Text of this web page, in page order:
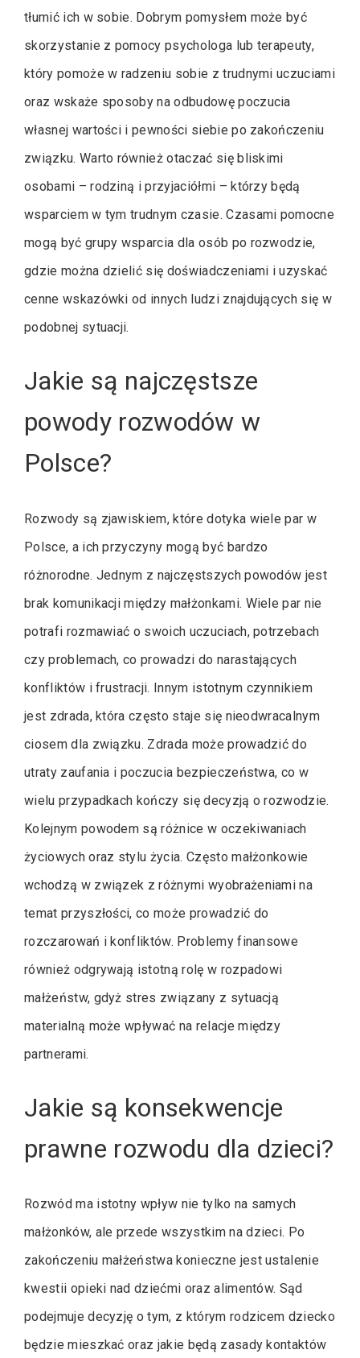
tłumić ich w sobie. Dobrym pomysłem może być
skorzystanie z pomocy psychologa lub terapeuty,
który pomoże w radzeniu sobie z trudnymi uczuciami
oraz wskaże sposoby na odbudowę poczucia
własnej wartości i pewności siebie po zakończeniu
związku. Warto również otaczać się bliskimi
osobami – rodziną i przyjaciółmi – którzy będą
wsparciem w tym trudnym czasie. Czasami pomocne
mogą być grupy wsparcia dla osób po rozwodzie,
gdzie można dzielić się doświadczeniami i uzyskać
cenne wskazówki od innych ludzi znajdujących się w
podobnej sytuacji.
Jakie są najczęstsze
powody rozwodów w
Polsce?
Rozwody są zjawiskiem, które dotyka wiele par w
Polsce, a ich przyczyny mogą być bardzo
różnorodne. Jednym z najczęstszych powodów jest
brak komunikacji między małżonkami. Wiele par nie
potrafi rozmawiać o swoich uczuciach, potrzebach
czy problemach, co prowadzi do narastających
konfliktów i frustracji. Innym istotnym czynnikiem
jest zdrada, która często staje się nieodwracalnym
ciosem dla związku. Zdrada może prowadzić do
utraty zaufania i poczucia bezpieczeństwa, co w
wielu przypadkach kończy się decyzją o rozwodzie.
Kolejnym powodem są różnice w oczekiwaniach
życiowych oraz stylu życia. Często małżonkowie
wchodzą w związek z różnymi wyobrażeniami na
temat przyszłości, co może prowadzić do
rozczarowań i konfliktów. Problemy finansowe
również odgrywają istotną rolę w rozpadowi
małżeństw, gdyż stres związany z sytuacją
materialną może wpływać na relacje między
partnerami.
Jakie są konsekwencje
prawne rozwodu dla dzieci?
Rozwód ma istotny wpływ nie tylko na samych
małżonków, ale przede wszystkim na dzieci. Po
zakończeniu małżeństwa konieczne jest ustalenie
kwestii opieki nad dziećmi oraz alimentów. Sąd
podejmuje decyzję o tym, z którym rodzicem dziecko
będzie mieszkać oraz jakie będą zasady kontaktów